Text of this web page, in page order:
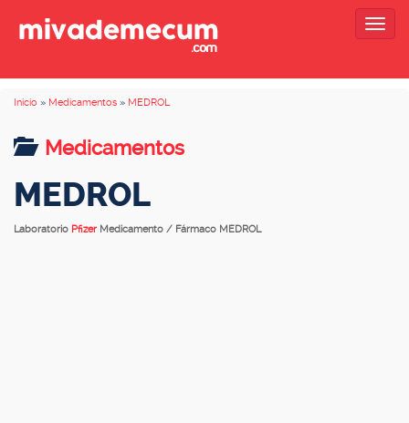
Inicio » Medicamentos » MEDROL
Medicamentos
MEDROL
Laboratorio Pfizer Medicamento / Fármaco MEDROL